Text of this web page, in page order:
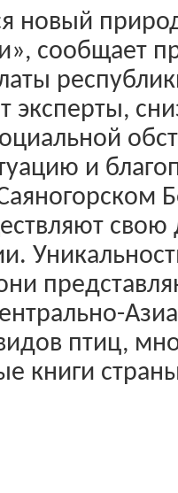
новый
сообщает
эксперты,
и
свою
птиц,
книги